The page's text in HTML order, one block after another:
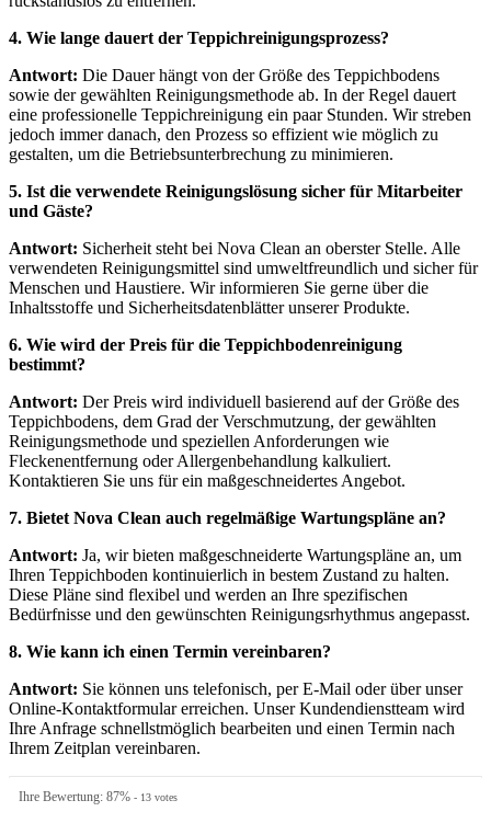
4. Wie lange dauert der Teppichreinigungsprozess?
Antwort: Die Dauer hängt von der Größe des Teppichbodens
sowie der gewählten Reinigungsmethode ab. In der Regel dauert
eine professionelle Teppichreinigung ein paar Stunden. Wir streben
jedoch immer danach, den Prozess so effizient wie möglich zu
gestalten, um die Betriebsunterbrechung zu minimieren.
5. Ist die verwendete Reinigungslösung sicher für Mitarbeiter
und Gäste?
Antwort: Sicherheit steht bei Nova Clean an oberster Stelle. Alle
verwendeten Reinigungsmittel sind umweltfreundlich und sicher für
Menschen und Haustiere. Wir informieren Sie gerne über die
Inhaltsstoffe und Sicherheitsdatenblätter unserer Produkte.
6. Wie wird der Preis für die Teppichbodenreinigung
bestimmt?
Antwort: Der Preis wird individuell basierend auf der Größe des
Teppichbodens, dem Grad der Verschmutzung, der gewählten
Reinigungsmethode und speziellen Anforderungen wie
Fleckenentfernung oder Allergenbehandlung kalkuliert.
Kontaktieren Sie uns für ein maßgeschneidertes Angebot.
7. Bietet Nova Clean auch regelmäßige Wartungspläne an?
Antwort: Ja, wir bieten maßgeschneiderte Wartungspläne an, um
Ihren Teppichboden kontinuierlich in bestem Zustand zu halten.
Diese Pläne sind flexibel und werden an Ihre spezifischen
Bedürfnisse und den gewünschten Reinigungsrhythmus angepasst.
8. Wie kann ich einen Termin vereinbaren?
Antwort: Sie können uns telefonisch, per E-Mail oder über unser
Online-Kontaktformular erreichen. Unser Kundendienstteam wird
Ihre Anfrage schnellstmöglich bearbeiten und einen Termin nach
Ihrem Zeitplan vereinbaren.
Ihre Bewertung: 87% - 13 votes